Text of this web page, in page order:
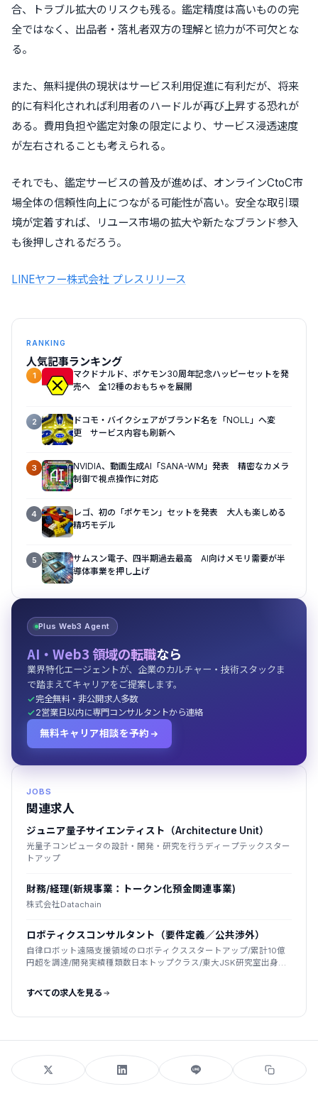
合、トラブル拡大のリスクも残る。鑑定精度は高いものの完
全ではなく、出品者・落札者双方の理解と協力が不可欠とな
る。
また、無料提供の現状はサービス利用促進に有利だが、将来
的に有料化されれば利用者のハードルが再び上昇する恐れが
ある。費用負担や鑑定対象の限定により、サービス浸透速度
が左右されることも考えられる。
それでも、鑑定サービスの普及が進めば、オンラインCtoC市
場全体の信頼性向上につながる可能性が高い。安全な取引環
境が定着すれば、リユース市場の拡大や新たなブランド参入
も後押しされるだろう。
LINEヤフー株式会社 プレスリリース
RANKING
人気記事ランキング
1
マクドナルド、ポケモン30周年記念ハッピーセットを発
売へ 全12種のおもちゃを展開
2
ドコモ・バイクシェアがブランド名を「NOLL」へ変
更 サービス内容も刷新へ
3
NVIDIA、動画生成AI「SANA-WM」発表 精密なカメラ
制御で視点操作に対応
4
レゴ、初の「ポケモン」セットを発表 大人も楽しめる
精巧モデル
5
サムスン電子、四半期過去最高 AI向けメモリ需要が半
導体事業を押し上げ
Plus Web3 Agent
AI・Web3 領域の転職なら
業界特化エージェントが、企業のカルチャー・技術スタックま
で踏まえてキャリアをご提案します。
完全無料・非公開求人多数
2営業日以内に専門コンサルタントから連絡
無料キャリア相談を予約
JOBS
関連求人
ジュニア量子サイエンティスト（Architecture Unit）
光量子コンピュータの設計・開発・研究を行うディープテックスター
トアップ
財務/経理(新規事業：トークン化預金関連事業)
株式会社Datachain
ロボティクスコンサルタント（要件定義／公共渉外）
自律ロボット遠隔支援領域のロボティクススタートアップ/累計10億
円超を調達/開発実績種類数日本トップクラス/東大JSK研究室出身者
すべての求人を見る